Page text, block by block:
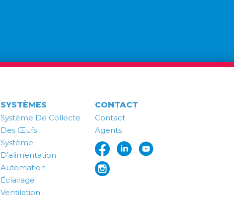
SYSTÈMES
Système De Collecte
Des Œufs
Système
Dʼalimentation
Automation
Éclairage
Ventilation
CONTACT
Contact
Agents